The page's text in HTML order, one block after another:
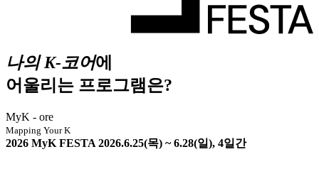
나의 K-코어에
어울리는 프로그램은?
MyK - ore
Mapping Your K
2026 MyK FESTA 2026.6.25(목) ~ 6.28(일), 4일간